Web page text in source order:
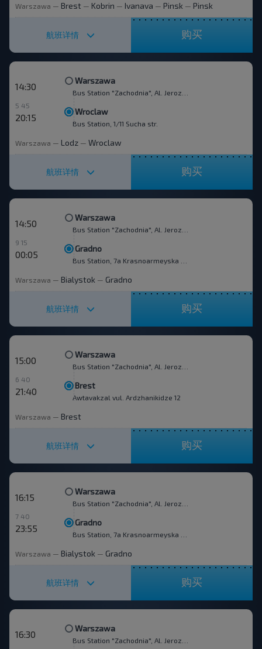
Warszawa — Brest — Kobrin — Ivanava — Pinsk — Pinsk
航班详情 购买
14:30
Warszawa
5 45
20:15
Wroclaw
Bus Station, 1/11 Sucha str.
Warszawa — Lodz — Wroclaw
航班详情 购买
14:50
Warszawa
9 15
00:05
Gradno
Warszawa — Bialystok — Gradno
航班详情 购买
15:00
Warszawa
6 40
21:40
Brest
Awtavakzal vul. Ardzhanikidze 12
Warszawa — Brest
航班详情 购买
16:15
Warszawa
7 40
23:55
Gradno
Warszawa — Bialystok — Gradno
航班详情 购买
16:30
Warszawa